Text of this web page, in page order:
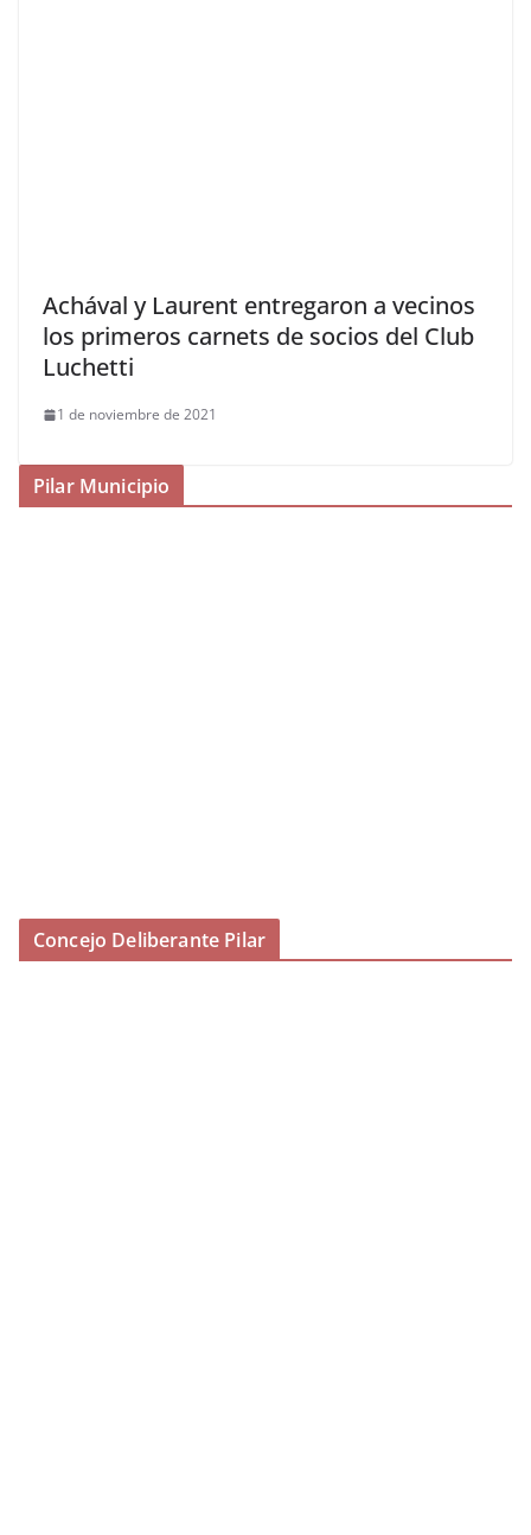
Achával y Laurent entregaron a vecinos
los primeros carnets de socios del Club
Luchetti
1 de noviembre de 2021
Pilar Municipio
Concejo Deliberante Pilar